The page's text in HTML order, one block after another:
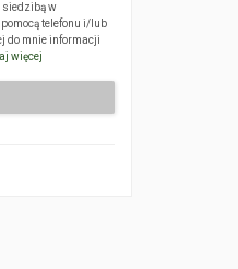
siedzibą w
telefonu i/lub
do mnie informacji
więcej